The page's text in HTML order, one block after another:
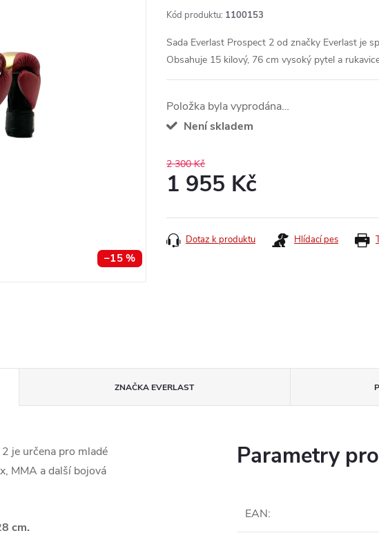
–15 %
Kód produktu: 1100153
Sada Everlast Prospect 2 od značky Everlast je
Obsahuje 15 kilový, 76 cm vysoký pytel a
Položka byla vyprodána…
Není skladem
2 300 Kč
1 955 Kč
cena:
Dotaz k produktu Hlídací pes
ZNAČKA EVERLAST
je určena pro mladé
MMA a další bojová
cm.
Parametry
EAN: